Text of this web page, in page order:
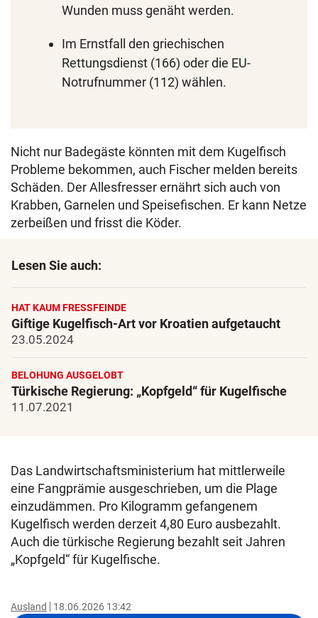
Wunden muss genäht werden.
Im Ernstfall den griechischen
Rettungsdienst (166) oder die EU-
Notrufnummer (112) wählen.
Nicht nur Badegäste könnten mit dem Kugelfisch
Probleme bekommen, auch Fischer melden bereits
Schäden. Der Allesfresser ernährt sich auch von
Krabben, Garnelen und Speisefischen. Er kann Netze
zerbeißen und frisst die Köder.
Lesen Sie auch:
HAT KAUM FRESSFEINDE
Giftige Kugelfisch-Art vor Kroatien aufgetaucht
23.05.2024
BELOHUNG AUSGELOBT
Türkische Regierung: „Kopfgeld“ für Kugelfische
11.07.2021
Das Landwirtschaftsministerium hat mittlerweile
eine Fangprämie ausgeschrieben, um die Plage
einzudämmen. Pro Kilogramm gefangenem
Kugelfisch werden derzeit 4,80 Euro ausbezahlt.
Auch die türkische Regierung bezahlt seit Jahren
„Kopfgeld“ für Kugelfische.
Ausland 18.06.2026 13:42